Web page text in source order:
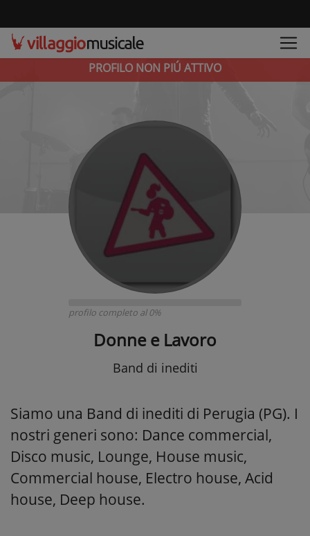
PROFILO NON PIÚ ATTIVO
profilo completo al 0%
Donne e Lavoro
Band di inediti
Siamo una Band di inediti di Perugia (PG). I
nostri generi sono: Dance commercial,
Disco music, Lounge, House music,
Commercial house, Electro house, Acid
house, Deep house.